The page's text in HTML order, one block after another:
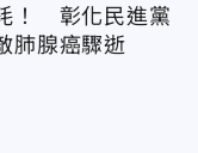
！ 彰化民進黨
肺腺癌驟逝